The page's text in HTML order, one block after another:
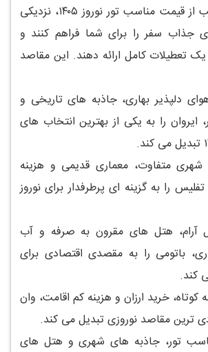
توانند بهترین ترکیب از قیمت مناسب تور نوروز ۱۴۰۵، نزدیکی
جذاب سفر را برای شما فراهم کنند و
تعطیلات کامل ارائه دهند. این مقاصد
دلپذیر بهاری، جاذبه های تاریخی و
را به یکی از بهترین انتخاب های
متفاوت، معماری قدیمی و هزینه
را به گزینه ای پرطرفدار برای نوروز
آرام، هتل های مقرون به صرفه و آب
باتومی را به مقصدی اقتصادی برای
کند.
کوتاه، خرید ارزان و هزینه کم اقامت، وان
ترین مقاصد نوروزی تبدیل می کند.
تور، جاذبه های شهری و هتل های